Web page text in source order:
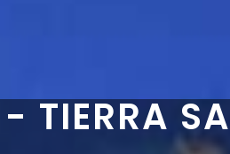
TIERRA